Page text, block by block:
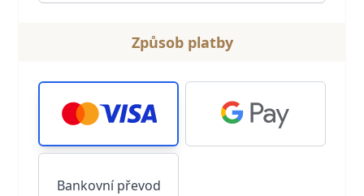
Způsob platby
Bankovní převod